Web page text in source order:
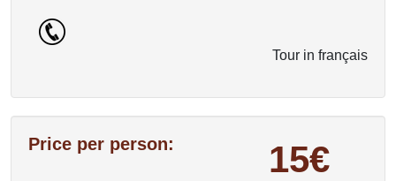
Tour in français
Price per person: 15€